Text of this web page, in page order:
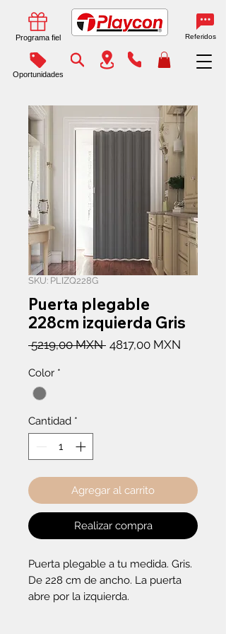
Programa fiel Referidos
Oportunidades
SKU: PLIZQ228G
Puerta plegable
228cm izquierda Gris
5219,00 MXN Precio
4817,00 MXN
Color *
Cantidad *
Agregar al carrito
Realizar compra
Puerta plegable a tu medida. Gris.
De 228 cm de ancho. La puerta
abre por la izquierda.